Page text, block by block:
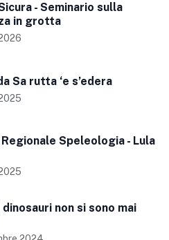
- Seminario sulla
in grotta
Sa rutta ‘e s’edera
Regionale Speleologia - Lula
dinosauri non si sono mai